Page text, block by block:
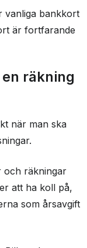
vanliga bankkort
är fortfarande
räkning
när man ska
och räkningar
att ha koll på,
som årsavgift